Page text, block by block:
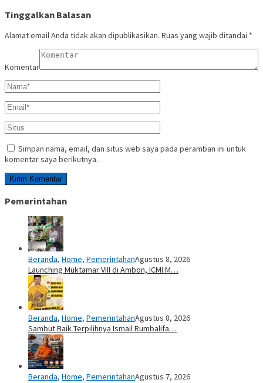
Tinggalkan Balasan
Alamat email Anda tidak akan dipublikasikan. Ruas yang wajib ditandai *
Komentar
Simpan nama, email, dan situs web saya pada peramban ini untuk
komentar saya berikutnya.
Pemerintahan
Beranda, Home, PemerintahanAgustus 8, 2026
Launching Muktamar VIII di Ambon, ICMI M…
Beranda, Home, PemerintahanAgustus 8, 2026
Sambut Baik Terpilihnya Ismail Rumbalifa…
Beranda, Home, PemerintahanAgustus 7, 2026